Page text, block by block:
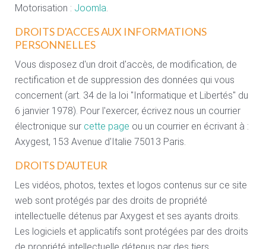
Motorisation : Joomla.
DROITS D'ACCES AUX INFORMATIONS
PERSONNELLES
Vous disposez d'un droit d'accès, de modification, de
rectification et de suppression des données qui vous
concernent (art. 34 de la loi "Informatique et Libertés" du
6 janvier 1978). Pour l'exercer, écrivez nous un courrier
électronique sur cette page ou un courrier en écrivant à :
Axygest, 153 Avenue d'Italie 75013 Paris.
DROITS D'AUTEUR
Les vidéos, photos, textes et logos contenus sur ce site
web sont protégés par des droits de propriété
intellectuelle détenus par Axygest et ses ayants droits.
Les logiciels et applicatifs sont protégées par des droits